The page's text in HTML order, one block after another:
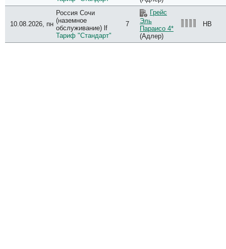
10.08.2026, пн
Россия Сочи
(наземное
обслуживание) lf
Тариф "Стандарт"
7
Грейс
Эль
Параисо 4*
(Адлер)
HB